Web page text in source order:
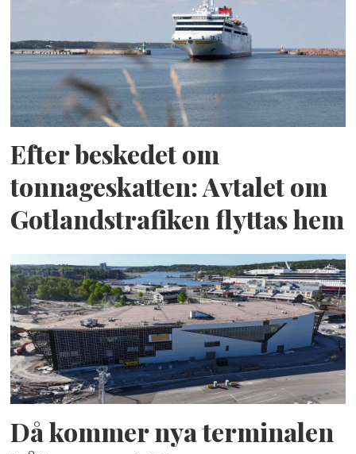
Efter beskedet om
tonnageskatten: Avtalet om
Gotlandstrafiken flyttas hem
Då kommer nya terminalen